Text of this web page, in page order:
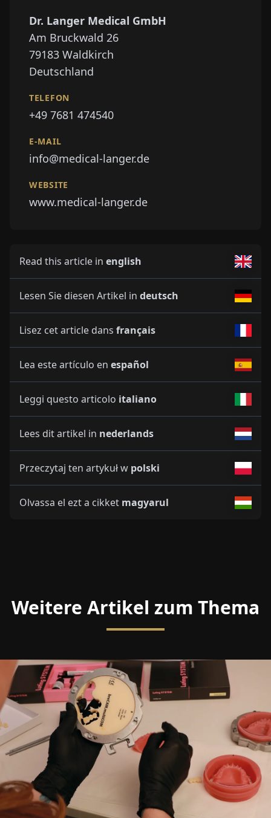
Dr. Langer Medical GmbH
Am Bruckwald 26
79183 Waldkirch
Deutschland
TELEFON
+49 7681 474540
E-MAIL
info@medical-langer.de
WEBSITE
www.medical-langer.de
Read this article in english
Lesen Sie diesen Artikel in deutsch
Lisez cet article dans français
Lea este artículo en español
Leggi questo articolo italiano
Lees dit artikel in nederlands
Przeczytaj ten artykuł w polski
Olvassa el ezt a cikket magyarul
Weitere Artikel zum Thema